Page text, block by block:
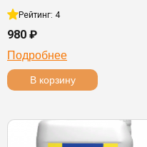
Рейтинг: 4
980 ₽
Подробнее
В корзину